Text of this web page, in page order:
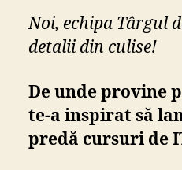
Noi, echipa Târgul
detalii din culise!
De unde provine
te-a inspirat să
predă cursuri de